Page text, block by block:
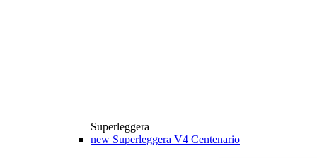
Superleggera
new Superleggera V4 Centenario